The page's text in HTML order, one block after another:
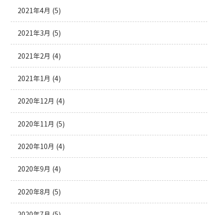
2021年4月 (5)
2021年3月 (5)
2021年2月 (4)
2021年1月 (4)
2020年12月 (4)
2020年11月 (5)
2020年10月 (4)
2020年9月 (4)
2020年8月 (5)